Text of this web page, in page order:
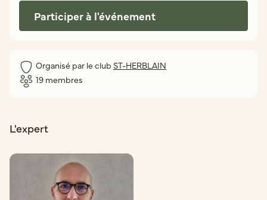
Participer à l'événement
Organisé par le club ST-HERBLAIN
19 membres
L'expert